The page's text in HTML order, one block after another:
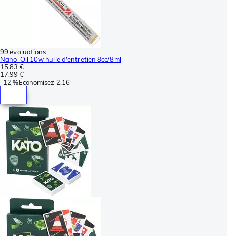
99 évaluations
Nano-Oil 10w huile d'entretien 8cc/8ml
15,83 €
17,99 €
-12 %Économisez 2,16